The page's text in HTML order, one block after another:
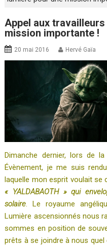
Appel aux
mission importante !
20 mai 2016 Hervé Gaïa
Dimanche dernier, lors de
Évènement, je me suis
laquelle mon esprit voulait se
« YALDABAOTH » qui
solaire. Le royaume
Lumière ascensionnés nous
sommes en position de
prêts à se joindre à nous